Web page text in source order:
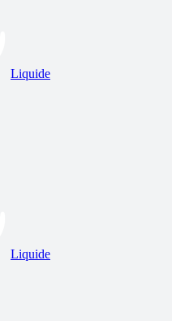
Liquide
Liquide